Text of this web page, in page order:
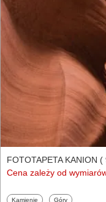
FOTOTAPETA KANION (
Cena zależy od
Fototapety
Kamienie Fototapety
Góry